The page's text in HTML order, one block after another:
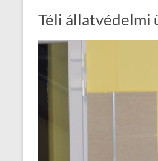
Téli állatvédelmi